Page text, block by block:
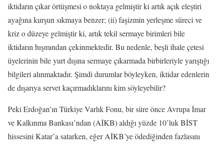
iktidarın çıkar örtüşmesi o noktaya gelmiştir ki artık açık eleştiri
ayağına kurşun sıkmaya benzer; (ii) faşizmin yerleşme süreci ve
kriz o düzeye gelmiştir ki, artık tekil sermaye birimleri bile
iktidarın hışmından çekinmektedir. Bu nedenle, beşli ihale çetesi
üyelerinin bile yurt dışına sermaye çıkarmada birbirleriyle yarıştığı
bilgileri alınmaktadır. Şimdi durumlar böyleyken, iktidar edenlerin
de dışarıya servet kaçırmadıklarını kim söyleyebilir?
Peki Erdoğan’ın Türkiye Varlık Fonu, bir süre önce Avrupa İmar
ve Kalkınma Bankası’ndan (AİKB) aldığı yüzde 10’luk BİST
hissesini Katar’a satarken, eğer AİKB’ye ödediğinden fazlasını